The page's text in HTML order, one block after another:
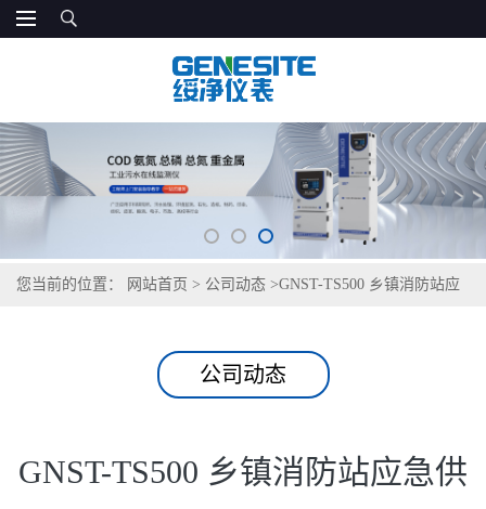
您当前的位置： 网站首页 > 公司动态 >GNST-TS500 乡镇消防站应
公司动态
GNST-TS500 乡镇消防站应急供